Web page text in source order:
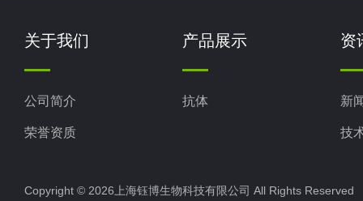
关于我们
公司简介
荣誉资质
产品展示
抗体
资
新
技
Copyright © 2026上海钰博生物科技有限公司 All Rights